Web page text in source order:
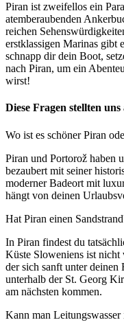
Piran ist zweifellos ein
atemberaubenden
reichen
erstklassigen Marinas gibt
schnapp dir dein Boot,
nach Piran, um ein
wirst!
Diese Fragen stellten uns
Wo ist es schöner Piran
Piran und Portorož haben
bezaubert mit seiner
moderner Badeort mit
hängt von deinen
Hat Piran einen
In Piran findest du
Küste Sloweniens ist nicht
der sich sanft unter deinen
unterhalb der St. Georg
am nächsten kommen.
Kann man